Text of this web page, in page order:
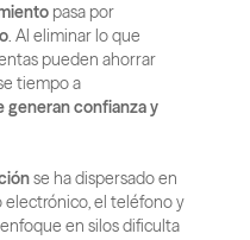
. Al eliminar lo que
pueden ahorrar
generan confianza y
se ha dispersado en
electrónico, el teléfono y
en silos dificulta